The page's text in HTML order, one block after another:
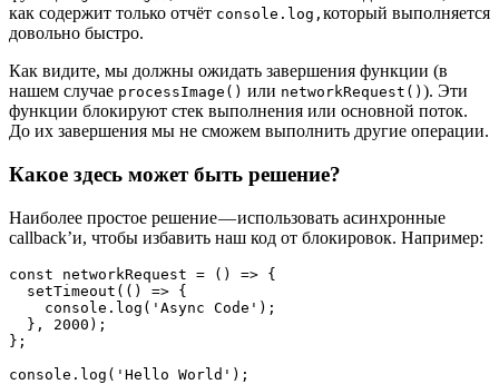
как содержит только отчёт console.log, который выполняется
довольно быстро.
Как видите, мы должны ожидать завершения функции (в
нашем случае processImage() или networkRequest() ). Эти
функции блокируют стек выполнения или основной поток.
До их завершения мы не сможем выполнить другие операции.
Какое здесь может быть решение?
Наиболее простое решение — использовать асинхронные
callback’и, чтобы избавить наш код от блокировок. Например:
const networkRequest = () => {
  setTimeout(() => {
    console.log('Async Code');
  }, 2000);
};
console.log('Hello World');